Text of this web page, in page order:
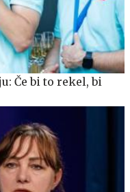
Če bi to rekel, bi